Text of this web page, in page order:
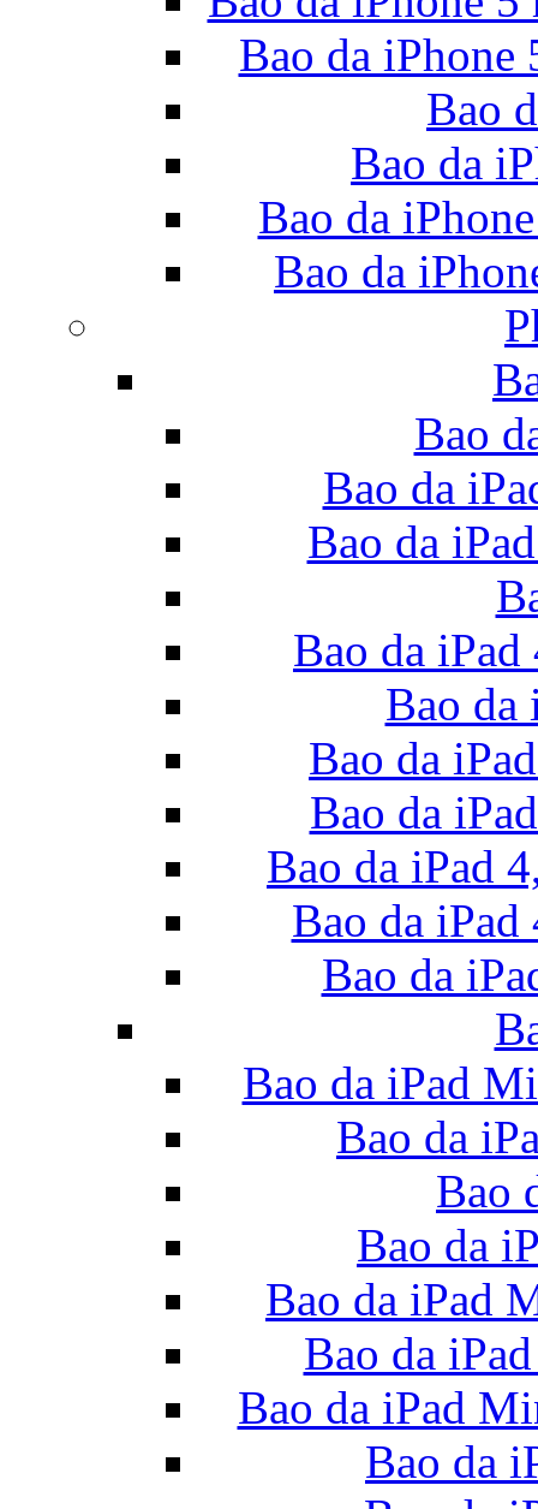
Bao da iPhone
Bao
Bao da
Bao da
Bao da
Bao
Bao da
Bao da
Bao da iPad
Bao da
Bao da
Bao da
Bao da iPad
Bao da
Bao da
Bao da iPad
Bao da
Bao
Bao da
Bao da iPad
Bao da
Bao da iPad
Bao da